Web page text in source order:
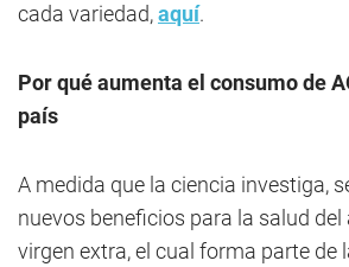
cada variedad,aquí.
Por qué aumenta el consumo de
país
A medida que la ciencia investiga,
nuevos beneficios para la salud del
virgen extra, el cual forma parte de